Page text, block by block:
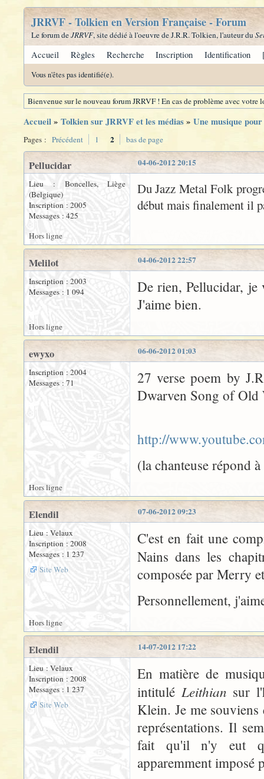
JRRVF - Tolkien en Version Française - Forum
Le forum deJRRVF, site dédié à l'oeuvre de J.R.R. Tolkien, l'auteur du
Accueil Règles Recherche Inscription Identification
Vous n'êtes pas identifié(e).
Bienvenue sur le nouveau forum JRRVF ! En cas de problème avec
Accueil» Tolkien sur JRRVF et les médias» Une musique
Pages : Précédent 1 2 bas de page
04-06-2012 20:15
Pellucidar
Lieu : Boncelles, Liège
(Belgique)
Inscription : 2005
Messages : 425
Du Jazz Metal Folk
début mais finalement il
Hors ligne
04-06-2012 22:57
Melilot
Inscription : 2003
Messages : 1 094
De rien, Pellucidar, je
J'aime bien.
Hors ligne
06-06-2012 01:03
ewyxo
Inscription : 2004
Messages : 71
27 verse poem by
Dwarven Song of Old
http://
(la chanteuse répond
Hors ligne
07-06-2012 09:23
Elendil
Lieu : Velaux
Inscription : 2008
Messages : 1 237
Site Web
C'est en fait une
Nains dans les
composée par Merry
Personnellement,
Hors ligne
14-07-2012 17:22
Elendil
Lieu : Velaux
Inscription : 2008
Messages : 1 237
Site Web
En matière de
intitulé Leithian sur
Klein. Je me souviens
représentations. Il
fait qu'il n'y eut
apparemment imposé